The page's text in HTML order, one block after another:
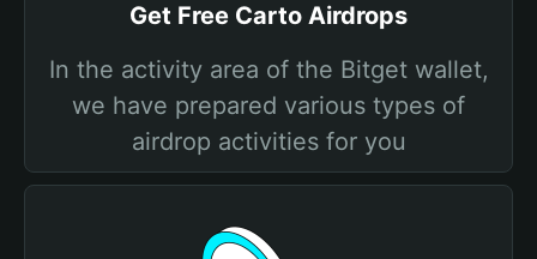
Get Free Carto Airdrops
In the activity area of the Bitget wallet,
we have prepared various types of
airdrop activities for you